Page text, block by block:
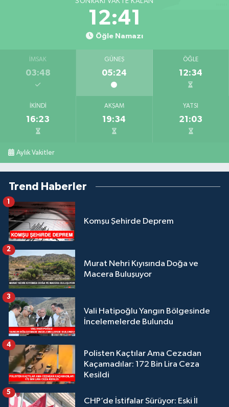
12:40
Öğle Namazı
İMSAK
03:48
GÜNEŞ
05:24
ÖĞLE
12:34
İKINDI
16:23
AKŞAM
19:34
YATSI
21:03
Aylık Vakitler
Trend Haberler
Komşu Şehirde Deprem
1
Murat Nehri Kıyısında Doğa ve
Macera Buluşuyor
2
Vali Hatipoğlu Yangın Bölgesinde
İncelemelerde Bulundu
3
Polisten Kaçtılar Ama Cezadan
Kaçamadılar: 172 Bin Lira Ceza
Kesildi
4
CHP’de İstifalar Sürüyor: Eski İl
5